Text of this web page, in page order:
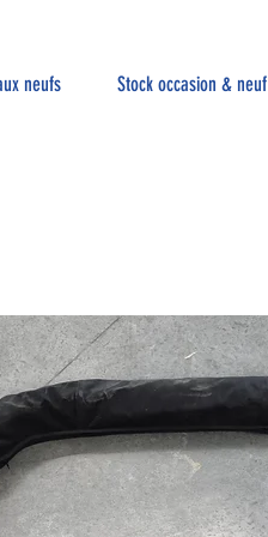
neufs Stock occasion & neuf